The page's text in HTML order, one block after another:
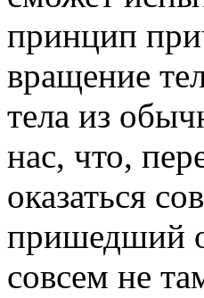
принцип
вращение
тела из
нас, что,
оказаться
пришедший
совсем не